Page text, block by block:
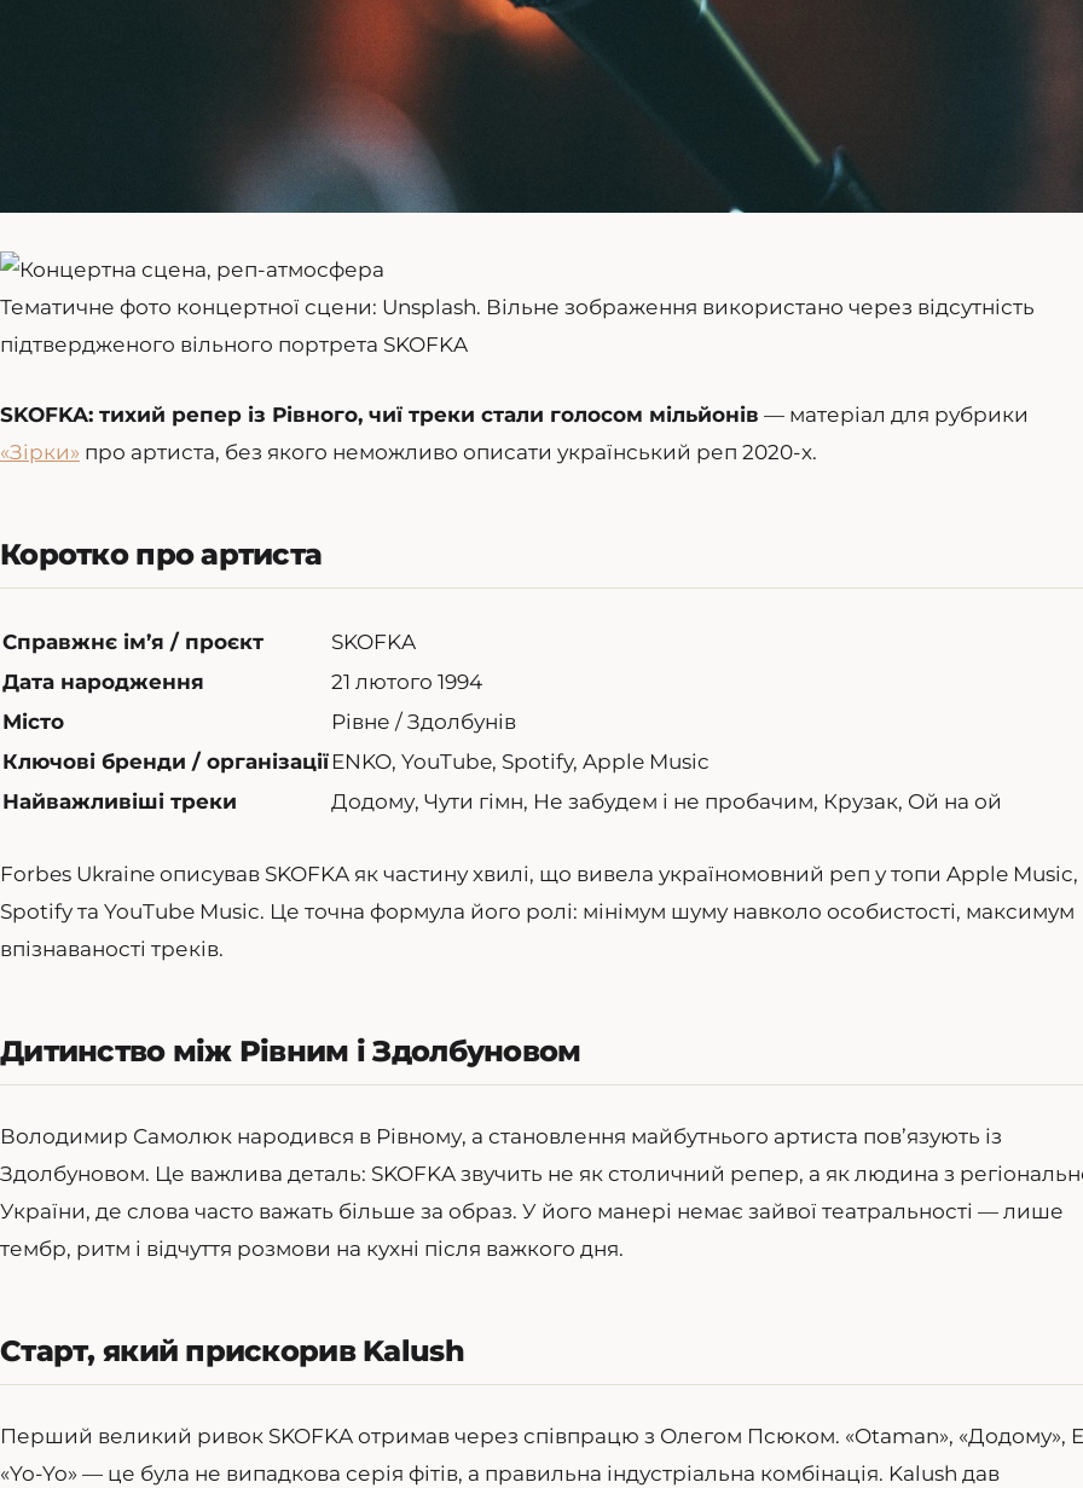
Тематичне фото концертної сцени: Unsplash. Вільне зображення використано через відсутність
підтвердженого вільного портрета SKOFKA
SKOFKA: тихий репер із Рівного, чиї треки стали голосом мільйонів — матеріал для рубрики
«Зірки» про артиста, без якого неможливо описати український реп 2020-х.
Коротко про артиста
Справжнє ім’я / проєкт
SKOFKA
Дата народження
21 лютого 1994
Місто
Рівне / Здолбунів
Ключові бренди / організації ENKO, YouTube, Spotify, Apple Music
Найважливіші треки
Додому, Чути гімн, Не забудем і не пробачим, Крузак, Ой на ой
Forbes Ukraine описував SKOFKA як частину хвилі, що вивела україномовний реп у топи Apple Music,
Spotify та YouTube Music. Це точна формула його ролі: мінімум шуму навколо особистості, максимум
впізнаваності треків.
Дитинство між Рівним і Здолбуновом
Володимир Самолюк народився в Рівному, а становлення майбутнього артиста пов’язують із
Здолбуновом. Це важлива деталь: SKOFKA звучить не як столичний репер, а як людина з
України, де слова часто важать більше за образ. У його манері немає зайвої театральності — лише
тембр, ритм і відчуття розмови на кухні після важкого дня.
Старт, який прискорив Kalush
Перший великий ривок SKOFKA отримав через співпрацю з Олегом Псюком. «Otaman», «Додому»,
«Yo-Yo» — це була не випадкова серія фітів, а правильна індустріальна комбінація. Kalush дав